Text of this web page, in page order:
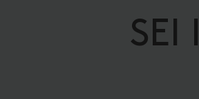
SEI